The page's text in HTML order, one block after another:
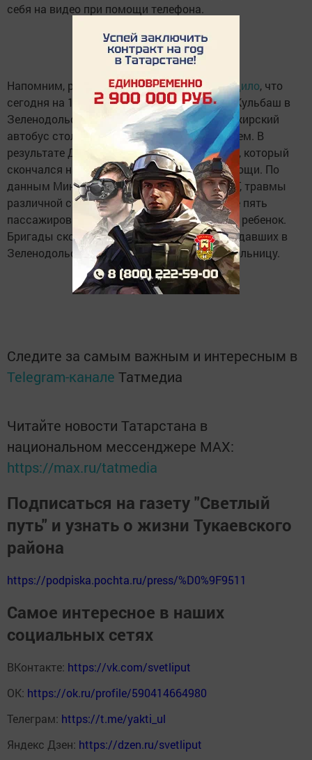
себя на видео при помощи телефона.
Напомним, ранее ИА «Татар-информ» сообщило, что
сегодня на 11-м километре дороги Раифа - Кульбаш в
Зеленодольском районе Татарстана пассажирский
автобус столкнулся с легковым автомобилем. В
результате ДТП погиб водитель легковушки, который
скончался на месте до приезда скорой помощи. По
данным Министерства здравоохранения РТ, травмы
различной степени тяжести получили также пять
пассажиров автобуса, в том числе 7-летний ребенок.
Бригады скорой помощи доставили пострадавших в
Зеленодольскую центральную районную больницу.
Следите за самым важным и интересным в
Telegram-канале Татмедиа
Читайте новости Татарстана в
национальном мессенджере MАХ:
https://max.ru/tatmedia
Подписаться на газету "Светлый
путь" и узнать о жизни Тукаевского
района
https://podpiska.pochta.ru/press/%D0%9F9511
Самое интересное в наших
социальных сетях
ВКонтакте: https://vk.com/svetliput
ОК: https://ok.ru/profile/590414664980
Телеграм: https://t.me/yakti_ul
Яндекс Дзен: https://dzen.ru/svetliput